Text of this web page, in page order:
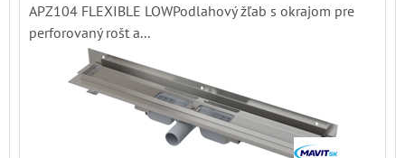
APZ104 FLEXIBLE LOWPodlahový žľab s okrajom pre
perforovaný rošt a...